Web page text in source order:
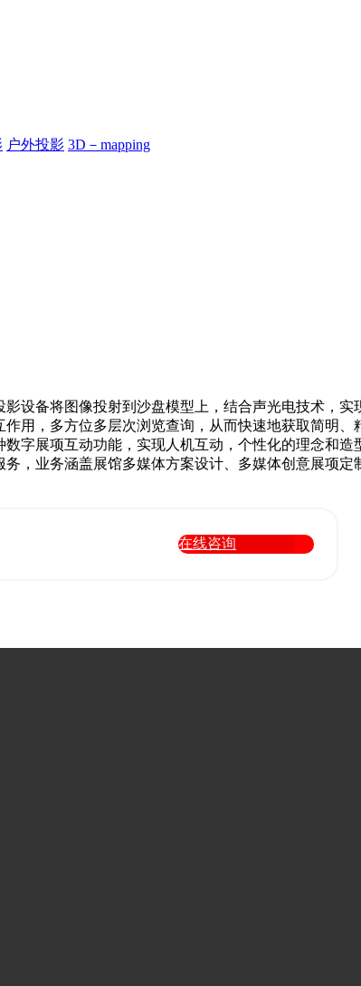
户外投影 3D－mapping
设备将图像投射到沙盘模型上，结合声光电技术，
用，多方位多层次浏览查询，从而快速地获取简明
字展项互动功能，实现人机互动，个性化的理念和
，业务涵盖展馆多媒体方案设计、多媒体创意展项
在线咨询